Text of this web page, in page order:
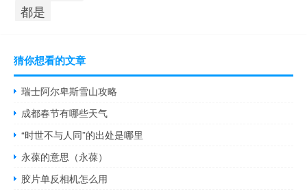
都是
猜你想看的文章
瑞士阿尔卑斯雪山攻略
成都春节有哪些天气
“时世不与人同”的出处是哪里
永葆的意思（永葆）
胶片单反相机怎么用